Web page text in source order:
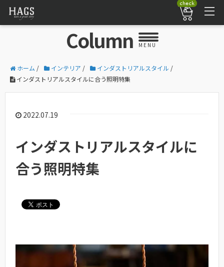
check
Column MENU
ホーム / インテリア / インダストリアルスタイル /
インダストリアルスタイルに合う照明特集
2022.07.19
インダストリアルスタイルに
合う照明特集